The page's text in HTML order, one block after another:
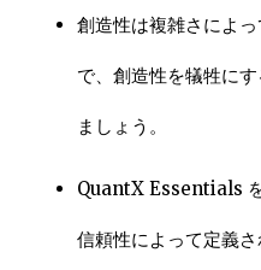
創造性は複雑さによ
で、創造性を犠牲に
ましょう。
QuantX Essentials を
信頼性によって定義